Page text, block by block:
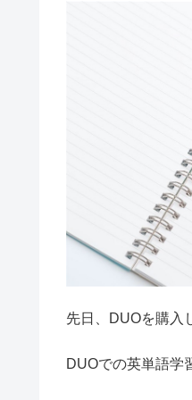
先日、DUOを購入
DUOでの英単語学